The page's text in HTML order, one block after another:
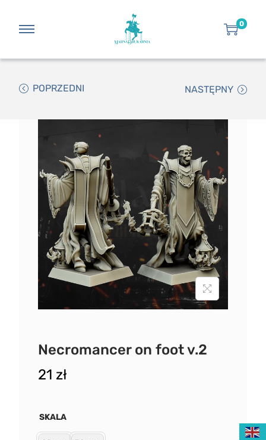
0
POPRZEDNI NASTĘPNY
Necromancer on foot v.2
21 zł
SKALA